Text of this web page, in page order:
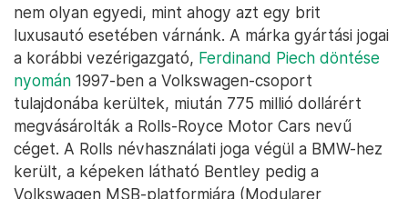
nem olyan egyedi, mint ahogy azt egy brit
luxusautó esetében várnánk. A márka gyártási jogai
a korábbi vezérigazgató, Ferdinand Piech döntése
nyomán 1997-ben a Volkswagen-csoport
tulajdonába kerültek, miután 775 millió dollárért
megvásárolták a Rolls-Royce Motor Cars nevű
céget. A Rolls névhasználati joga végül a BMW-hez
került, a képeken látható Bentley pedig a
Volkswagen MSB-platformjára (Modularer